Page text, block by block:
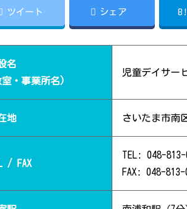
ツイート シェア B!
名
・事業所名)
児童デイサー
地 さいたま市南
/ FAX
TEL: 048-813-
FAX: 048-813-